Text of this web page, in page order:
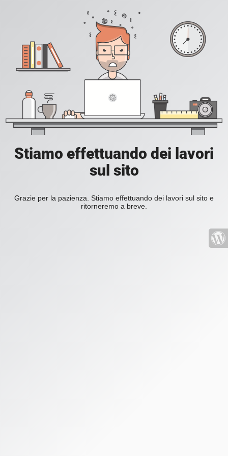
Stiamo effettuando dei lavori
sul sito
Grazie per la pazienza. Stiamo effettuando dei lavori sul sito e
ritorneremo a breve.